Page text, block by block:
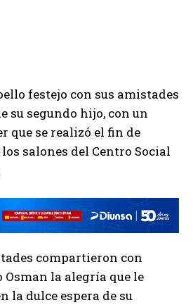
festejo con sus amistades
su segundo hijo, con un
que se realizó el fin de
salones del Centro Social
compartieron con
Osman la alegría que le
la dulce espera de su